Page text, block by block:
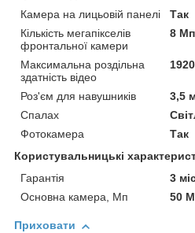
Камера на лицьовій панелі
Так
Кількість мегапікселів
фронтальної камери
8 Мп
Максимальна роздільна
здатність відео
Роз'єм для навушників
3,5
Спалах
Фотокамера
Так
Користувальницькі
Гарантія
3
Основна камера, Мп
50
Приховати